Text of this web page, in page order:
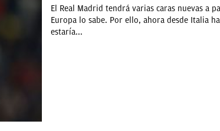
El Real Madrid tendrá varias caras nuevas a
Europa lo sabe. Por ello, ahora desde Italia
estaría...